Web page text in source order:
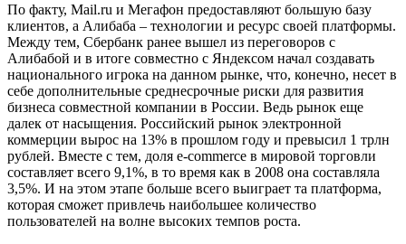
По факту, Mail.ru и Мегафон предоставляют большую базу
клиентов, а Алибаба – технологии и ресурс своей платформы.
Между тем, Сбербанк ранее вышел из переговоров с
Алибабой и в итоге совместно с Яндексом начал создавать
национального игрока на данном рынке, что, конечно, несет в
себе дополнительные среднесрочные риски для развития
бизнеса совместной компании в России. Ведь рынок еще
далек от насыщения. Российский рынок электронной
коммерции вырос на 13% в прошлом году и превысил 1 трлн
рублей. Вместе с тем, доля e-commerce в мировой торговли
составляет всего 9,1%, в то время как в 2008 она составляла
3,5%. И на этом этапе больше всего выиграет та платформа,
которая сможет привлечь наибольшее количество
пользователей на волне высоких темпов роста.